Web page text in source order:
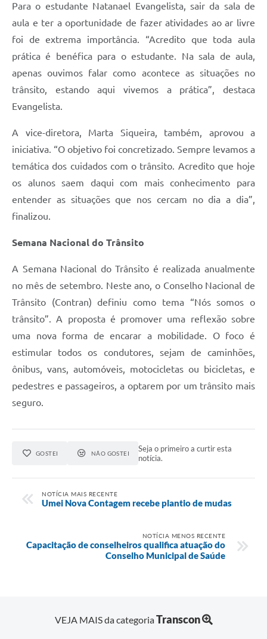
Para o estudante Natanael Evangelista, sair da sala de
aula e ter a oportunidade de fazer atividades ao ar livre
foi de extrema importância. “Acredito que toda aula
prática é benéfica para o estudante. Na sala de aula,
apenas ouvimos falar como acontece as situações no
trânsito, estando aqui vivemos a prática”, destaca
Evangelista.
A vice-diretora, Marta Siqueira, também, aprovou a
iniciativa. “O objetivo foi concretizado. Sempre levamos a
temática dos cuidados com o trânsito. Acredito que hoje
os alunos saem daqui com mais conhecimento para
entender as situações que nos cercam no dia a dia”,
finalizou.
Semana Nacional do Trânsito
A Semana Nacional do Trânsito é realizada anualmente
no mês de setembro. Neste ano, o Conselho Nacional de
Trânsito (Contran) definiu como tema “Nós somos o
trânsito”. A proposta é promover uma reflexão sobre
uma nova forma de encarar a mobilidade. O foco é
estimular todos os condutores, sejam de caminhões,
ônibus, vans, automóveis, motocicletas ou bicicletas, e
pedestres e passageiros, a optarem por um trânsito mais
seguro.
GOSTEI NÃO GOSTEI
Seja o primeiro a curtir esta
notícia.
NOTÍCIA MAIS RECENTE
Umei Nova Contagem recebe plantio de mudas
NOTÍCIA MENOS RECENTE
Capacitação de conselheiros qualifica atuação do
Conselho Municipal de Saúde
VEJA MAIS da categoriaTranscon